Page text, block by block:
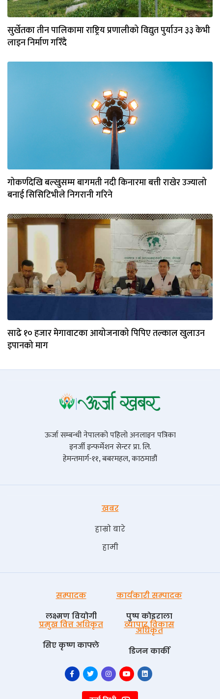
सुर्खेतका तीन पालिकामा राष्ट्रिय प्रणालीको विद्युत पुर्याउन ३३ केभी
लाइन निर्माण गरिँदै
गोकर्णदेखि बल्खुसम्म बागमती नदी किनारमा बत्ती राखेर उज्यालो
बनाई सिसिटिभीले निगरानी गरिने
साढे १० हजार मेगावाटका आयोजनाको पिपिए तल्काल खुलाउन
इपानको माग
ऊर्जा सम्बन्धी नेपालको पहिलो अनलाइन पत्रिका
इनर्जी इन्फर्मेशन सेन्टर प्रा. लि.
हेमन्तमार्ग-११, बबरमहल, काठमाडौं
खबर
हाम्रो बारे
हामी
सम्पादक
लक्ष्मण वियोगी
कार्यकारी सम्पादक
पुष्प काेइराला
प्रमुख वित्त अधिकृत
सिए कृष्ण काफ्ले
व्यापार विकास
अधिकृत
डिजन कार्की